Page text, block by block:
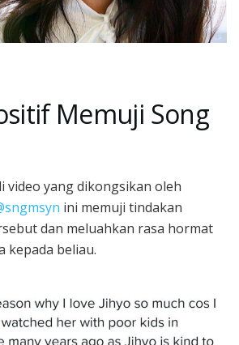
Memuji Song
video yang dikongsikan oleh
ini memuji tindakan
dan meluahkan rasa hormat
kepada beliau.